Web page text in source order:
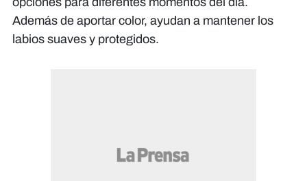
Además de aportar color, ayudan a mantener los
labios suaves y protegidos.